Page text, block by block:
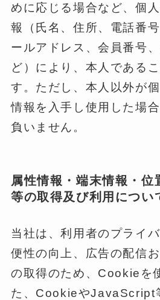
めに応じる場合など、個
報（氏名、住所、電話番
ールアドレス、会員番号
ど）により、本人である
す。ただし、本人以外が
情報を入手し使用した場
負いません。
属性情報・端末情報・位
等の取得及び利用につい
当社は、利用者のプライ
便性の向上、広告の配信
の取得のため、Cookieを
た、CookieやJavaScript